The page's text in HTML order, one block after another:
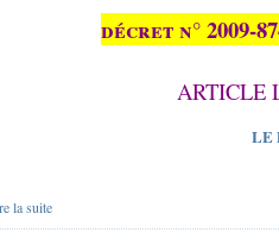
décret n° 2009-
ARTICLE
LE
la suite